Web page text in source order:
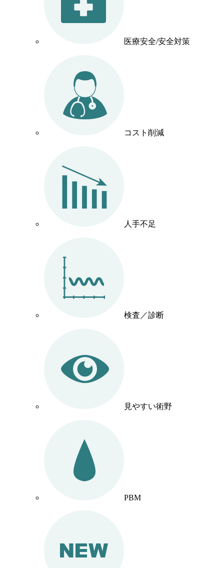
医療安全/安全対策
コスト削減
人手不足
検査／診断
見やすい術野
PBM